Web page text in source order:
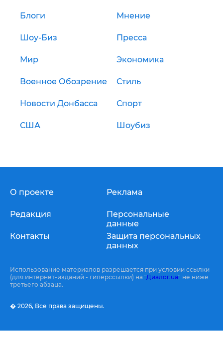
Блоги Мнение
Шоу-Биз Пресса
Мир Экономика
Военное Обозрение Стиль
Новости Донбасса Спорт
США Шоубиз
О проекте
Редакция
Контакты
Реклама
Персональные
данные
Защита персональных
данных
Использование материалов разрешается при условии ссылки
(для интернет-изданий - гиперссылки) на "Диалог.ua" не ниже
третьего абзаца.
� 2026, Все права защищены.